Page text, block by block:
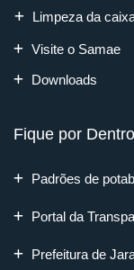
Limpeza da
Visite o Samae
Downloads
Fique por Dentro
Padrões de
Portal da
Prefeitura de